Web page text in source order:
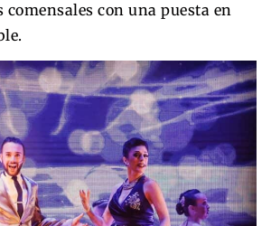
comensales con una puesta en